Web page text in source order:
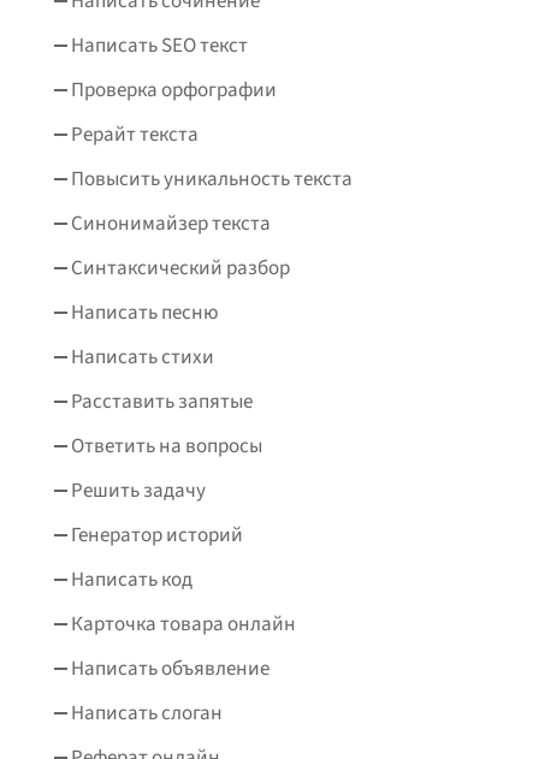
Написать SEO текст
Проверка орфографии
Рерайт текста
Повысить уникальность текста
Синонимайзер текста
Синтаксический разбор
Написать песню
Написать стихи
Расставить запятые
Ответить на вопросы
Решить задачу
Генератор историй
Написать код
Карточка товара онлайн
Написать объявление
Написать слоган